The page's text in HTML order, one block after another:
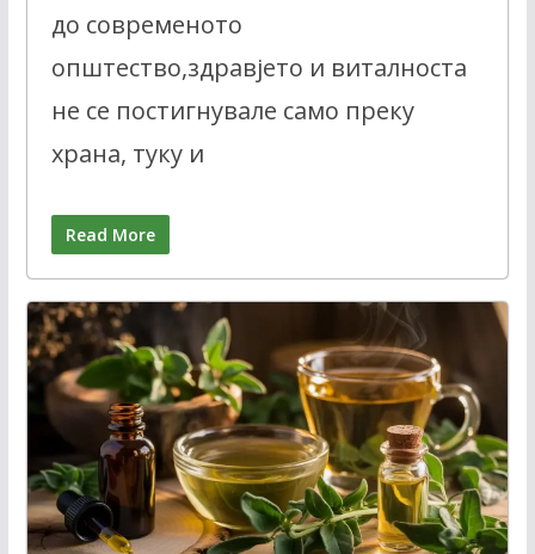
до современото
општество,здравјето и виталноста
не се постигнувале само преку
храна, туку и
Read More